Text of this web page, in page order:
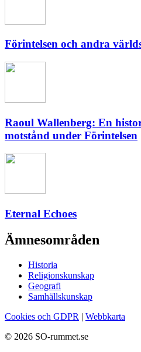
Förintelsen och andra
Raoul Wallenberg: En
motstånd under Förintelsen
Eternal Echoes
Ämnesområden
Historia
Religionskunskap
Geografi
Samhällskunskap
Cookies och GDPR | Webbkarta
© 2026 SO-rummet.se